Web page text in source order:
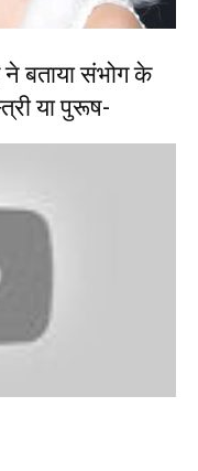
ने बताया संभोग के
या पुरूष-